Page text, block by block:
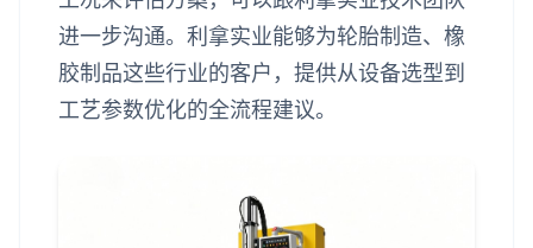
进一步沟通。利拿实业能够为轮胎制造、橡
胶制品这些行业的客户，提供从设备选型到
工艺参数优化的全流程建议。